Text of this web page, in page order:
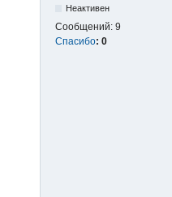
Неактивен
Сообщений: 9
Спасибо: 0